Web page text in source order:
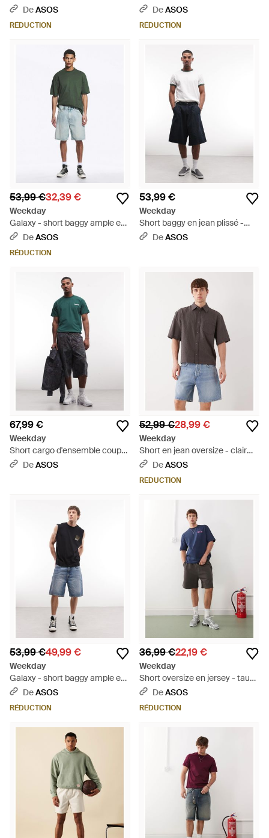
délavé - Blanc
DeASOS
RÉDUCTION
DeASOS
RÉDUCTION
53,99 €32,39 €
Weekday
Galaxy - short baggy ample en
denim - clair délavé - Blanc
DeASOS
RÉDUCTION
53,99 €
Weekday
Short baggy en jean plissé -
foncé délavé - Blanc
DeASOS
67,99 €
Weekday
Short cargo d'ensemble coupe
baggy à imprimé camouflage -
DeASOS
52,99 €28,99 €
Weekday
Short en jean oversize - clair
délavé - Gris
DeASOS
RÉDUCTION
53,99 €49,99 €
Weekday
Galaxy - short baggy ample en
denim - délavé - Bleu
DeASOS
RÉDUCTION
36,99 €22,19 €
Weekday
Short oversize en jersey - taupe
foncé - Bleu
DeASOS
RÉDUCTION